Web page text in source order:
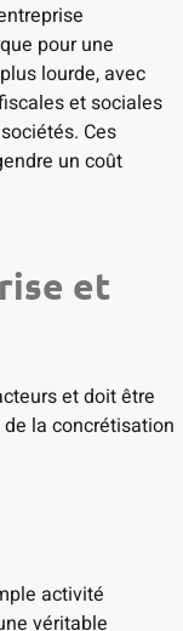
pour une
lourde, avec
et sociales
Ces
un coût
et
et doit être
la concrétisation
activité
véritable